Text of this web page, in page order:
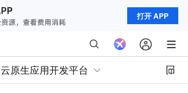
打开 APP
云原生应用开发平台